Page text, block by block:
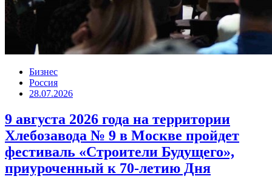
Бизнес
Россия
28.07.2026
9 августа 2026 года на территории
Хлебозавода № 9 в Москве пройдет
фестиваль «Строители Будущего»,
приуроченный к 70-летию Дня